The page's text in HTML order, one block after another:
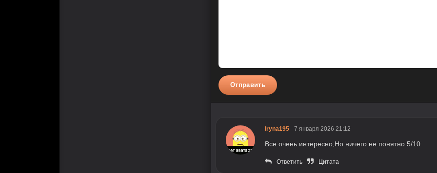
Отправить
Iryna195 7 января 2026 21:12
Все очень интересно,Но ничего не понятно 5/10
Ответить Цитата